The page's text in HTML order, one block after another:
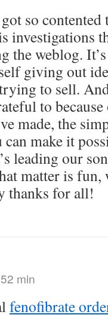
so contented
investigations
the weblog.
giving out
to sell.
to
made, the
make it
leading our
matter is
thanks for all!
min
fenofibrate